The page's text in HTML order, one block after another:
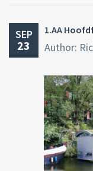
SEP
23
1.AA
Author: